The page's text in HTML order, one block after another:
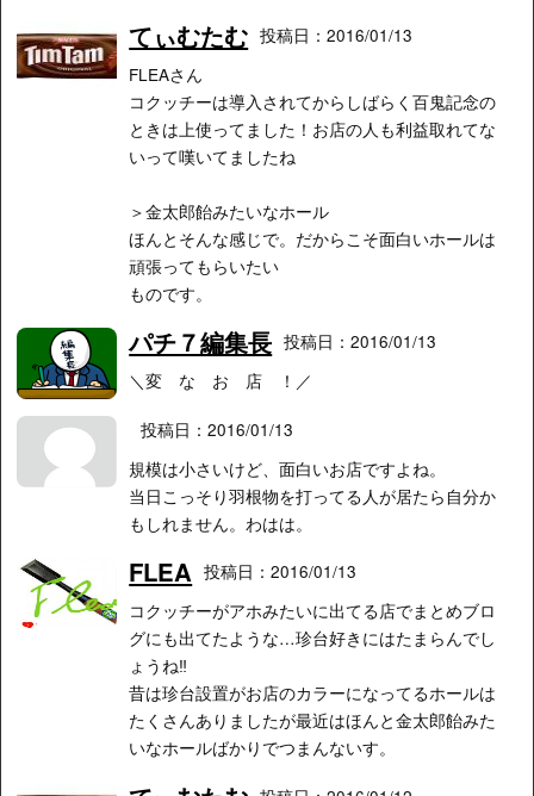
てぃむたむ 投稿日：2016/01/13
FLEAさん
コクッチーは導入されてからしばらく百鬼記念の
ときは上使ってました！お店の人も利益取れてな
いって嘆いてましたね
＞金太郎飴みたいなホール
ほんとそんな感じで。だからこそ面白いホールは
頑張ってもらいたい
ものです。
パチ７編集長 投稿日：2016/01/13
＼変 な お 店 ！／
投稿日：2016/01/13
規模は小さいけど、面白いお店ですよね。
当日こっそり羽根物を打ってる人が居たら自分か
もしれません。わはは。
FLEA 投稿日：2016/01/13
コクッチーがアホみたいに出てる店でまとめブロ
グにも出てたような…珍台好きにはたまらんでし
ょうね‼︎
昔は珍台設置がお店のカラーになってるホールは
たくさんありましたが最近はほんと金太郎飴みた
いなホールばかりでつまんないす。